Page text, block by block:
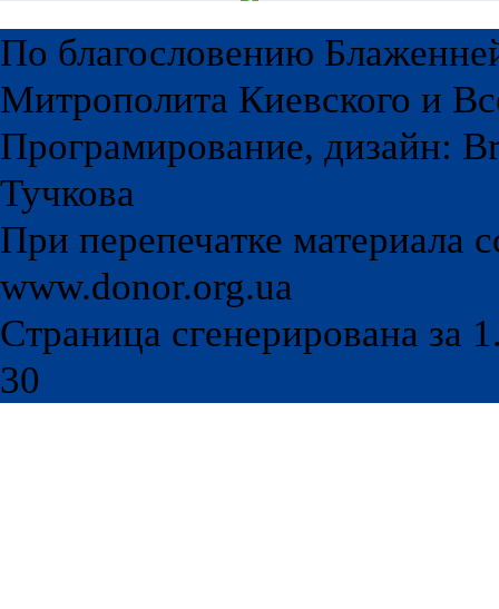
По благословению
Митрополита Киевского и
Програмирование, дизайн:
Тучкова
При перепечатке материала
www.donor.org.ua
Страница сгенерирована за
30